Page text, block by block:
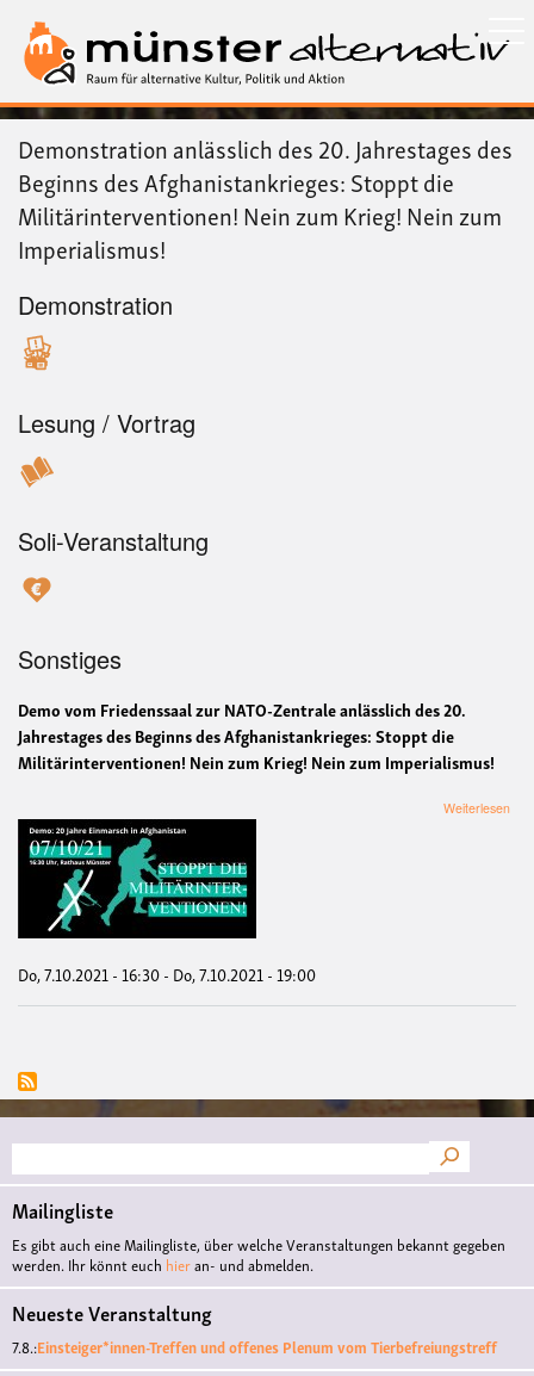
zum
Inhalt
Demonstration anlässlich des 20. Jahrestages des
Beginns des Afghanistankrieges: Stoppt die
Militärinterventionen! Nein zum Krieg! Nein zum
Imperialismus!
Demonstration
Lesung / Vortrag
Soli-Veranstaltung
Sonstiges
Demo vom Friedenssaal zur NATO-Zentrale anlässlich des 20.
Jahrestages des Beginns des Afghanistankrieges: Stoppt die
Militärinterventionen! Nein zum Krieg! Nein zum Imperialismus!
Weiterlesen
Do, 7.10.2021 - 16:30- Do, 7.10.2021 - 19:00
Suche
Mailingliste
Es gibt auch eine Mailingliste, über welche Veranstaltungen bekannt gegeben
werden. Ihr könnt euch hieran- und abmelden.
Neueste Veranstaltung
7.8.:Einsteiger*innen-Treffen und offenes Plenum vom Tierbefreiungstreff